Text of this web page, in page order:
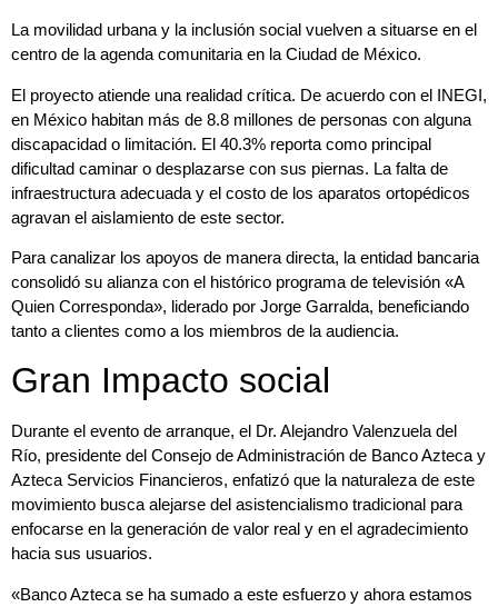
La movilidad urbana y la inclusión social vuelven a situarse en el
centro de la agenda comunitaria en la Ciudad de México.
El proyecto atiende una realidad crítica. De acuerdo con el INEGI,
en México habitan más de 8.8 millones de personas con alguna
discapacidad o limitación. El 40.3% reporta como principal
dificultad caminar o desplazarse con sus piernas. La falta de
infraestructura adecuada y el costo de los aparatos ortopédicos
agravan el aislamiento de este sector.
Para canalizar los apoyos de manera directa, la entidad bancaria
consolidó su alianza con el histórico programa de televisión «A
Quien Corresponda», liderado por Jorge Garralda, beneficiando
tanto a clientes como a los miembros de la audiencia.
Gran Impacto social
Durante el evento de arranque, el Dr. Alejandro Valenzuela del
Río, presidente del Consejo de Administración de Banco Azteca y
Azteca Servicios Financieros, enfatizó que la naturaleza de este
movimiento busca alejarse del asistencialismo tradicional para
enfocarse en la generación de valor real y en el agradecimiento
hacia sus usuarios.
«Banco Azteca se ha sumado a este esfuerzo y ahora estamos